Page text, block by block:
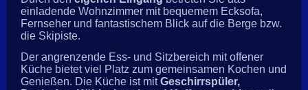
einladende Wohnzimmer mit bequemem Ecksofa,
Fernseher und fantastischem Blick auf die Berge bzw.
die Skipiste.
Der angrenzende Ess- und Sitzbereich mit offener
Küche bietet viel Platz zum gemeinsamen Kochen und
Genießen. Die Küche ist mitGeschirrspüler,